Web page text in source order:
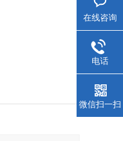
在线咨询
电话
微信扫一扫